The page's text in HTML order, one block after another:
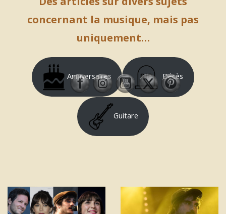
concernant la musique, mais pas
uniquement…
Anniversaires Décès
Guitare